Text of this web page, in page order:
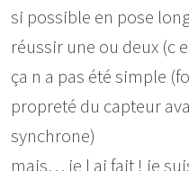
si possible en pose
réussir une ou deux
ça n a pas été simple
propreté du capteur
synchrone)
mais… je l ai fait ! je